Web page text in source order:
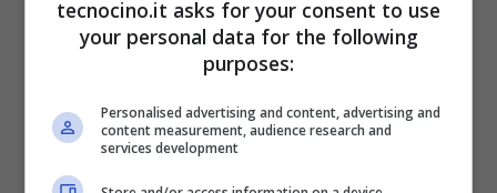
tecnocino.it asks for your consent to use
your personal data for the following
purposes:
Personalised advertising and content, advertising and
content measurement, audience research and
services development